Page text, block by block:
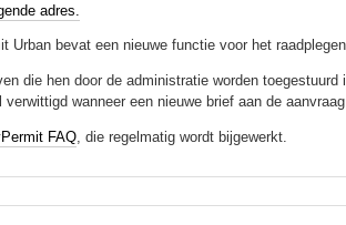
adres.
Urban bevat een nieuwe functie voor het
die hen door de administratie worden
wanneer een nieuwe brief aan de
FAQ , die regelmatig wordt bijgewerkt.